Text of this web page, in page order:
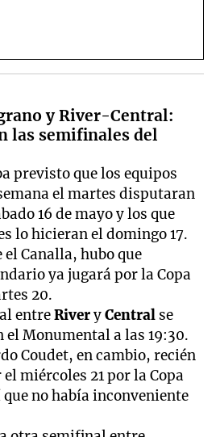
y River-Central:
las semifinales del
previsto que los equipos
el martes disputaran
16 de mayo y los que
lo hicieran el domingo 17.
Canalla, hubo que
ya jugará por la Copa
20.
entreRiveryCentral se
el Monumental a las 19:30.
Coudet, en cambio, recién
miércoles 21 por la Copa
no había inconveniente